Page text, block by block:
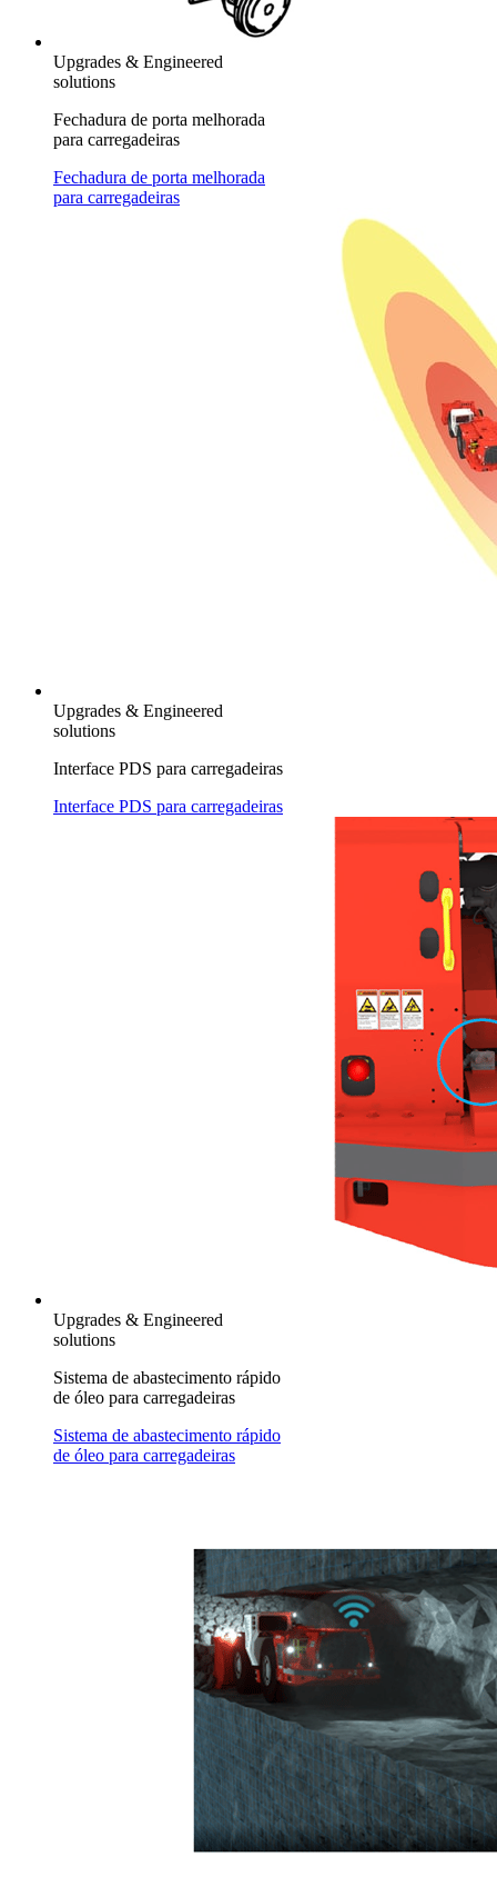
Upgrades & Engineered
solutions
Fechadura de porta melhorada
para carregadeiras
Fechadura de porta melhorada
para carregadeiras
Upgrades & Engineered
solutions
Interface PDS para carregadeiras
Interface PDS para carregadeiras
Upgrades & Engineered
solutions
Sistema de abastecimento rápido
de óleo para carregadeiras
Sistema de abastecimento rápido
de óleo para carregadeiras